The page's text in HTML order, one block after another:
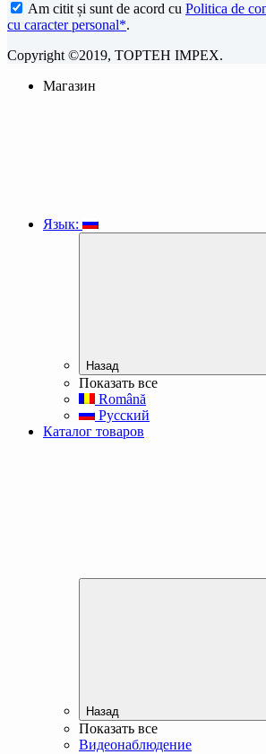
Am citit și sunt de acord cu Politica de
cu caracter personal*.
Copyright ©2019, TOPTEH IMPEX.
Магазин
Язык:
Назад
Показать все
Română
Русский
Каталог товаров
Назад
Показать все
Видеонаблюдение